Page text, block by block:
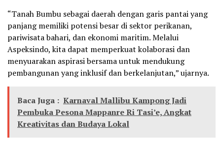
“Tanah Bumbu sebagai daerah dengan garis pantai yang
panjang memiliki potensi besar di sektor perikanan,
pariwisata bahari, dan ekonomi maritim. Melalui
Aspeksindo, kita dapat memperkuat kolaborasi dan
menyuarakan aspirasi bersama untuk mendukung
pembangunan yang inklusif dan berkelanjutan,” ujarnya.
Baca Juga : Karnaval Mallibu Kampong Jadi
Pembuka Pesona Mappanre Ri Tasi’e, Angkat
Kreativitas dan Budaya Lokal